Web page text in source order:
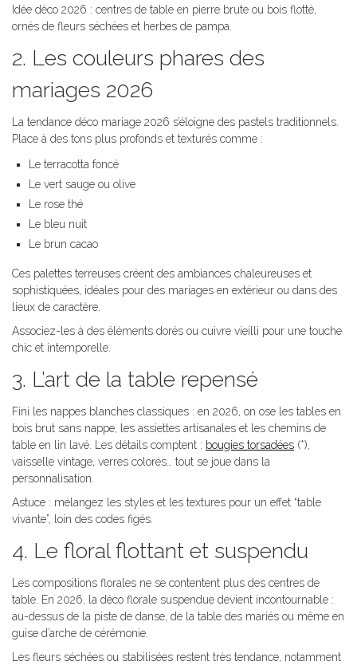
Idée déco 2026 : centres de table en pierre brute ou bois flotté,
ornés de fleurs séchées et herbes de pampa.
2. Les couleurs phares des
mariages 2026
La tendance déco mariage 2026 s’éloigne des pastels traditionnels.
Place à des tons plus profonds et texturés comme :
Le terracotta foncé
Le vert sauge ou olive
Le rose thé
Le bleu nuit
Le brun cacao
Ces palettes terreuses créent des ambiances chaleureuses et
sophistiquées, idéales pour des mariages en extérieur ou dans des
lieux de caractère.
Associez-les à des éléments dorés ou cuivre vieilli pour une touche
chic et intemporelle.
3. L’art de la table repensé
Fini les nappes blanches classiques : en 2026, on ose les tables en
bois brut sans nappe, les assiettes artisanales et les chemins de
table en lin lavé. Les détails comptent : bougies torsadées (*),
vaisselle vintage, verres colorés… tout se joue dans la
personnalisation.
Astuce : mélangez les styles et les textures pour un effet “table
vivante”, loin des codes figés.
4. Le floral flottant et suspendu
Les compositions florales ne se contentent plus des centres de
table. En 2026, la déco florale suspendue devient incontournable :
au-dessus de la piste de danse, de la table des mariés ou même en
guise d’arche de cérémonie.
Les fleurs séchées ou stabilisées restent très tendance, notamment